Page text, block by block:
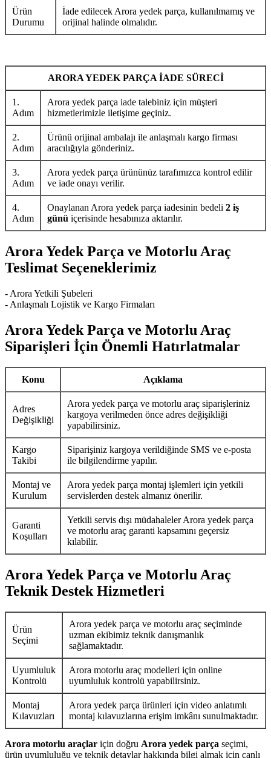
Ürün
Durumu
İade edilecek Arora yedek parça, kullanılmamış ve
orijinal halinde olmalıdır.
ARORA YEDEK PARÇA İADE SÜRECİ
1.
Adım
Arora yedek parça iade talebiniz için müşteri
hizmetlerimizle iletişime geçiniz.
2.
Adım
Ürünü orijinal ambalajı ile anlaşmalı kargo firması
aracılığıyla gönderiniz.
3.
Adım
Arora yedek parça ürününüz tarafımızca kontrol edilir
ve iade onayı verilir.
4.
Adım
Onaylanan Arora yedek parça iadesinin bedeli 2 iş
günü içerisinde hesabınıza aktarılır.
Arora Yedek Parça ve Motorlu Araç
Teslimat Seçeneklerimiz
- Arora Yetkili Şubeleri
- Anlaşmalı Lojistik ve Kargo Firmaları
Arora Yedek Parça ve Motorlu Araç
Siparişleri İçin Önemli Hatırlatmalar
Konu Açıklama
Adres
Değişikliği
Arora yedek parça ve motorlu araç siparişleriniz
kargoya verilmeden önce adres değişikliği
yapabilirsiniz.
Kargo
Takibi
Siparişiniz kargoya verildiğinde SMS ve e-posta
ile bilgilendirme yapılır.
Montaj ve
Kurulum
Arora yedek parça montaj işlemleri için yetkili
servislerden destek almanız önerilir.
Garanti
Koşulları
Yetkili servis dışı müdahaleler Arora yedek parça
ve motorlu araç garanti kapsamını geçersiz
kılabilir.
Arora Yedek Parça ve Motorlu Araç
Teknik Destek Hizmetleri
Ürün
Seçimi
Arora yedek parça ve motorlu araç seçiminde
uzman ekibimiz teknik danışmanlık
sağlamaktadır.
Uyumluluk
Kontrolü
Arora motorlu araç modelleri için online
uyumluluk kontrolü yapabilirsiniz.
Montaj
Kılavuzları
Arora yedek parça ürünleri için video anlatımlı
montaj kılavuzlarına erişim imkânı sunulmaktadır.
Arora motorlu araçlar için doğru Arora yedek parça seçimi,
ürün uyumluluğu ve teknik detaylar hakkında bilgi almak için canlı